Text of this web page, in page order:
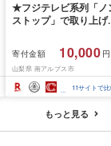
★フジテレビ系列「ノ
ストップ」で取り上げ
先行予約]南アルプス市
産シャインマスカット
1.2kg以上(2〜3房)ふ
さと納税 おすすめ 山
県 南アルプス市 送料
寄付金額 10,000
山梨県 南アルプス市
11サイトで
もっと見る